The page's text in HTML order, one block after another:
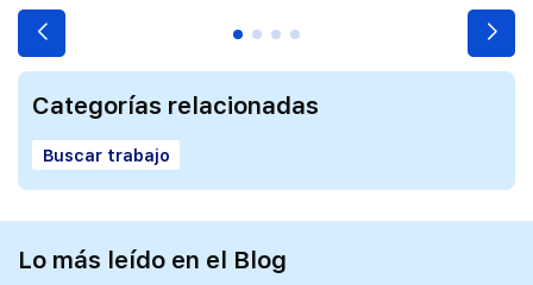
Categorías relacionadas
Buscar trabajo
Lo más leído en el Blog